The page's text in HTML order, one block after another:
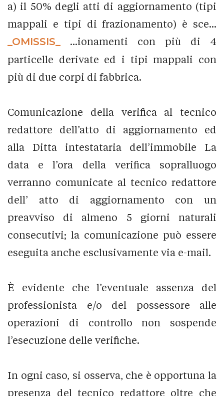
a) il 50% degli atti di aggiornamento (tipi
mappali e tipi di frazionamento) è sce...
_OMISSIS_
...ionamenti con più di 4
particelle derivate ed i tipi mappali con
più di due corpi di fabbrica.
Comunicazione della verifica al tecnico
redattore dell’atto di aggiornamento ed
alla Ditta intestataria dell’immobile La
data e l’ora della verifica sopralluogo
verranno comunicate al tecnico redattore
dell’ atto di aggiornamento con un
preavviso di almeno 5 giorni naturali
consecutivi; la comunicazione può essere
eseguita anche esclusivamente via e-mail.
È evidente che l’eventuale assenza del
professionista e/o del possessore alle
operazioni di controllo non sospende
l’esecuzione delle verifiche.
In ogni caso, si osserva, che è opportuna la
presenza del tecnico redattore oltre che